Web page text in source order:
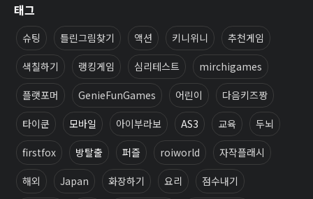
태그
슈팅 틀린그림찾기 액션 키니위니 추천게임
색칠하기 랭킹게임 심리테스트 mirchigames
플랫포머 GenieFunGames 어린이 다음키즈짱
타이쿤 모바일 아이부라보 AS3 교육 두뇌
firstfox 방탈출 퍼즐 roiworld 자작플래시
해외 Japan 화장하기 요리 점수내기